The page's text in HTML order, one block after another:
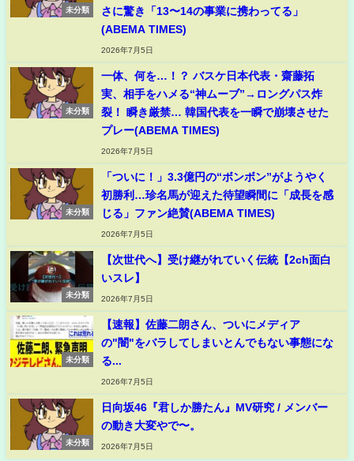
未分類
さに驚き「13〜14の事業に携わってる」
(ABEMA TIMES)
2026年7月5日
未分類
一体、何を…！？ バスケ日本代表・齋藤拓
実、相手をハメる“神ムーブ”→ロングパス炸
裂！ 瞬き厳禁… 韓国代表を一瞬で崩壊させた
プレー(ABEMA TIMES)
2026年7月5日
未分類
「ついに！」3.3億円の“ボンボン”がようやく
初勝利…珍名馬が迎えた待望瞬間に「成長を感
じる」ファン絶賛(ABEMA TIMES)
2026年7月5日
未分類
【次世代へ】受け継がれていく伝統【2ch面白
いスレ】
2026年7月5日
未分類
【速報】佐藤二朗さん、ついにメディア
の"闇"をバラしてしまいとんでもない事態にな
る...
2026年7月5日
未分類
日向坂46『君しか勝たん』MV研究 / メンバー
の動き大変やで〜。
2026年7月5日